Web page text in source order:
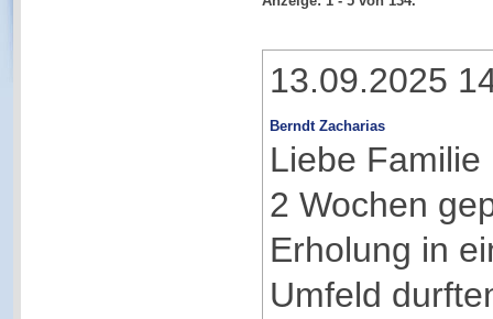
13.09.2025
Berndt Zacharias
Liebe Familie
2 Wochen
Erholung in
Umfeld